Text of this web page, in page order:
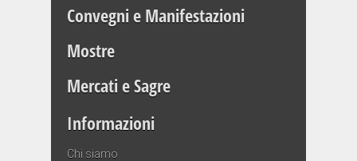
Convegni e Manifestazioni
Mostre
Mercati e Sagre
Informazioni
Chi siamo